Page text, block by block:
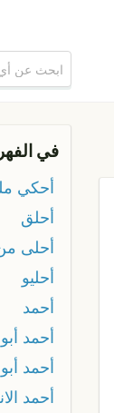
في
أحكي
أحلق
أحلى
أحليو
أحمد
أحمد
أحمد
أحمد